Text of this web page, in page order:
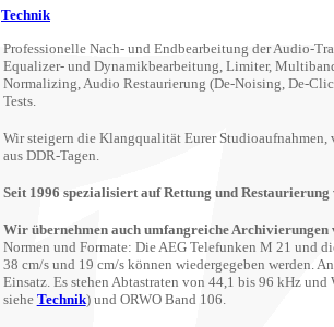
Technik
Professionelle Nach- und Endbearbeitung der Audio-
Equalizer- und Dynamikbearbeitung, Limiter,
Normalizing, Audio Restaurierung (De-Noising, De-
Tests.
Wir steigern die Klangqualität Eurer
aus DDR-Tagen.
Seit 1996 spezialisiert auf Rettung und
Wir übernehmen auch umfangreiche
Normen und Formate: Die AEG Telefunken M 21 und
38 cm/s und 19 cm/s können wiedergegeben werden.
Einsatz. Es stehen Abtastraten von 44,1 bis 96 kHz
siehe Technik) und ORWO Band 106.